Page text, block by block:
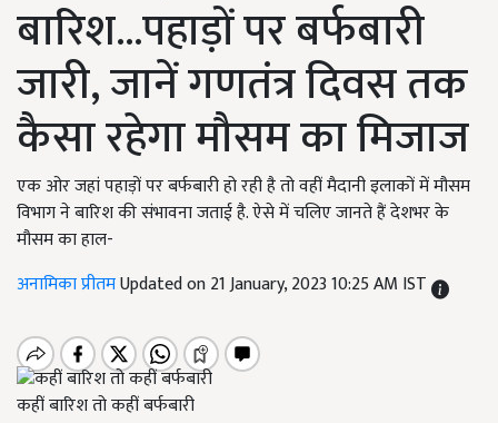
बारिश...पहाड़ों पर बर्फबारी
जारी, जानें गणतंत्र दिवस तक
कैसा रहेगा मौसम का मिजाज
एक ओर जहां पहाड़ों पर बर्फबारी हो रही है तो वहीं मैदानी इलाकों में मौसम
विभाग ने बारिश की संभावना जताई है. ऐसे में चलिए जानते हैं देशभर के
मौसम का हाल-
अनामिका प्रीतमUpdated on 21 January, 2023 10:25 AM IST
कहीं बारिश तो कहीं बर्फबारी